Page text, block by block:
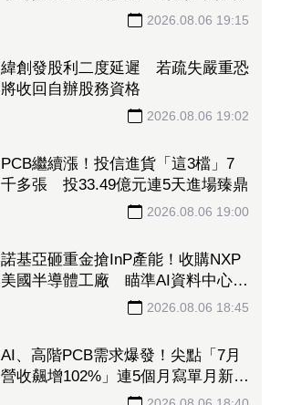
2026.08.06 19:15
緯創發股利二度延遲 若疏失嚴重恐
將收回自辦股務資格